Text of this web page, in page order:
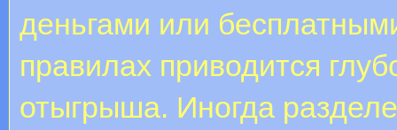
деньгами или
правилах приводится
отыгрыша. Иногда